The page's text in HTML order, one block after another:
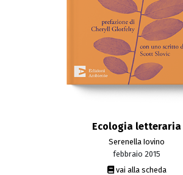
Ecologia letteraria
Serenella Iovino
febbraio 2015
vai alla scheda